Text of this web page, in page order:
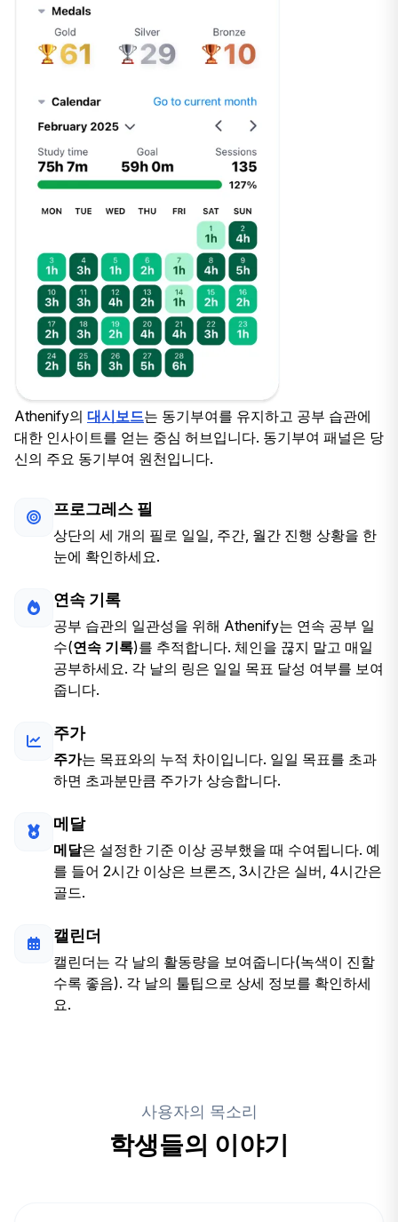
Athenify의 대시보드는 동기부여를 유지하고 공부 습관에
대한 인사이트를 얻는 중심 허브입니다. 동기부여 패널은 당
신의 주요 동기부여 원천입니다.
프로그레스 필
상단의 세 개의 필로 일일, 주간, 월간 진행 상황을 한
눈에 확인하세요.
연속 기록
공부 습관의 일관성을 위해 Athenify는 연속 공부 일
수(연속 기록)를 추적합니다. 체인을 끊지 말고 매일
공부하세요. 각 날의 링은 일일 목표 달성 여부를 보여
줍니다.
주가
주가는 목표와의 누적 차이입니다. 일일 목표를 초과
하면 초과분만큼 주가가 상승합니다.
메달
메달은 설정한 기준 이상 공부했을 때 수여됩니다. 예
를 들어 2시간 이상은 브론즈, 3시간은 실버, 4시간은
골드.
캘린더
캘린더는 각 날의 활동량을 보여줍니다(녹색이 진할
수록 좋음). 각 날의 툴팁으로 상세 정보를 확인하세
요.
사용자의 목소리
학생들의 이야기